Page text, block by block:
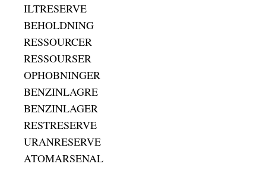
ILTRESERVE
BEHOLDNING
RESSOURCER
RESSOURSER
OPHOBNINGER
BENZINLAGRE
BENZINLAGER
RESTRESERVE
URANRESERVE
ATOMARSENAL